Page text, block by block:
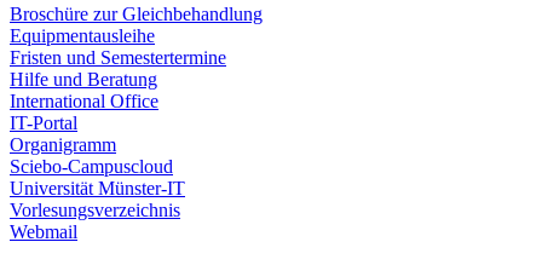
Broschüre zur Gleichbehandlung
Equipmentausleihe
Fristen und Semestertermine
Hilfe und Beratung
International Office
IT-Portal
Organigramm
Sciebo-Campuscloud
Universität Münster-IT
Vorlesungsverzeichnis
Webmail